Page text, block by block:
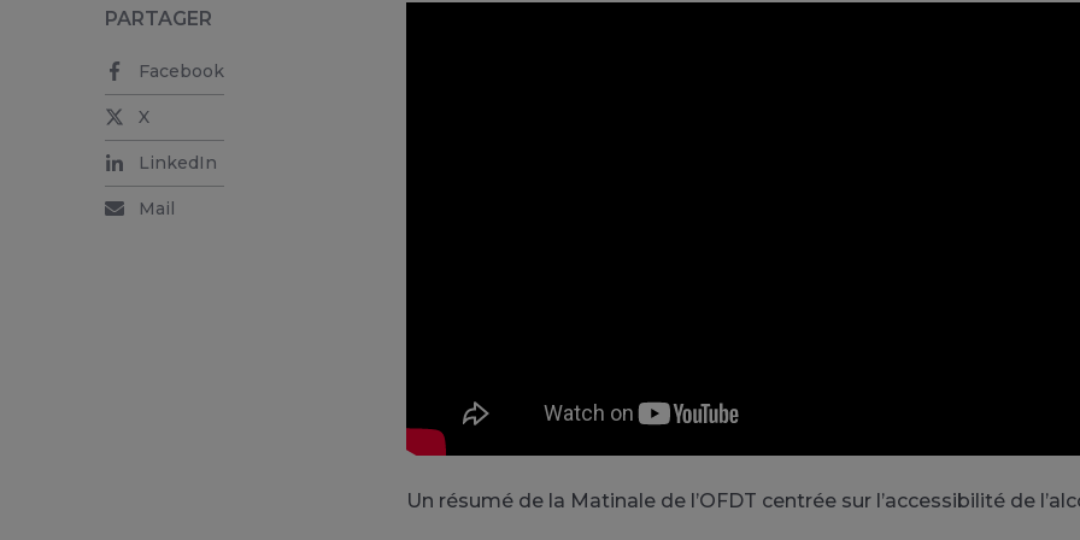
Un résumé de la Matinale de l’OFDT centrée sur l’accessibilité de
PARTAGER
Facebook
X
LinkedIn
Mail